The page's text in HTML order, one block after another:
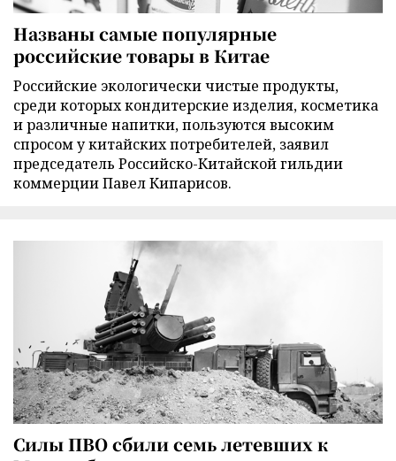
Названы самые популярные
российские товары в Китае
Российские экологически чистые продукты,
среди которых кондитерские изделия, косметика
и различные напитки, пользуются высоким
спросом у китайских потребителей, заявил
председатель Российско-Китайской гильдии
коммерции Павел Кипарисов.
Силы ПВО сбили семь летевших к